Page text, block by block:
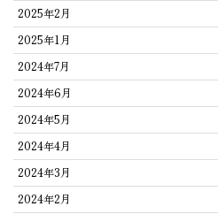
2025年2月
2025年1月
2024年7月
2024年6月
2024年5月
2024年4月
2024年3月
2024年2月